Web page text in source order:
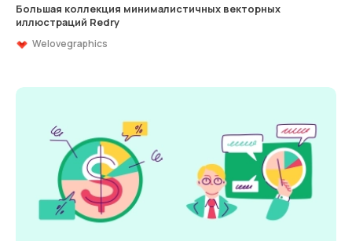
Большая коллекция минималистичных векторных
иллюстраций Redry
Welovegraphics